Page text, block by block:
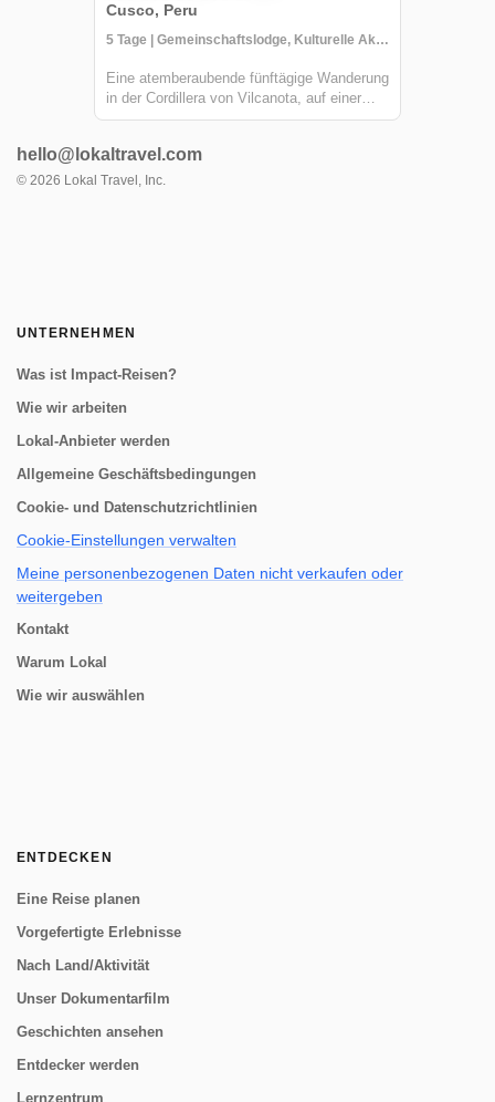
Cusco, Peru
5 Tage | Gemeinschaftslodge, Kulturelle Aktivitäten, Trekking
Eine atemberaubende fünftägige Wanderung
in der Cordillera von Vilcanota, auf einer
Route namens Camino del Apu Ausangate.
Lodges, die als "Tambos" bekannt sind - die
von den Hirtengemeinschaften der hohen...
hello@lokaltravel.com
© 2026 Lokal Travel, Inc.
UNTERNEHMEN
Was ist Impact-Reisen?
Wie wir arbeiten
Lokal-Anbieter werden
Allgemeine Geschäftsbedingungen
Cookie- und Datenschutzrichtlinien
Cookie-Einstellungen verwalten
Meine personenbezogenen Daten nicht verkaufen oder
weitergeben
Kontakt
Warum Lokal
Wie wir auswählen
ENTDECKEN
Eine Reise planen
Vorgefertigte Erlebnisse
Nach Land/Aktivität
Unser Dokumentarfilm
Geschichten ansehen
Entdecker werden
Lernzentrum